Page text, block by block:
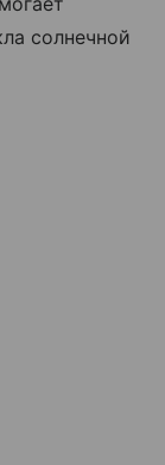
солнечной